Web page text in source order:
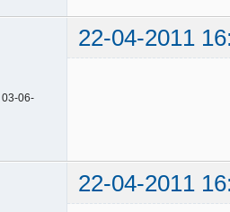
22-04-2011
03-06-
22-04-2011